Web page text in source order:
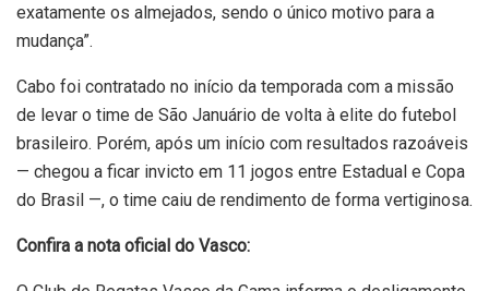
exatamente os almejados, sendo o único motivo para a
mudança”.
Cabo foi contratado no início da temporada com a missão
de levar o time de São Januário de volta à elite do futebol
brasileiro. Porém, após um início com resultados razoáveis
— chegou a ficar invicto em 11 jogos entre Estadual e Copa
do Brasil —, o time caiu de rendimento de forma vertiginosa.
Confira a nota oficial do Vasco: